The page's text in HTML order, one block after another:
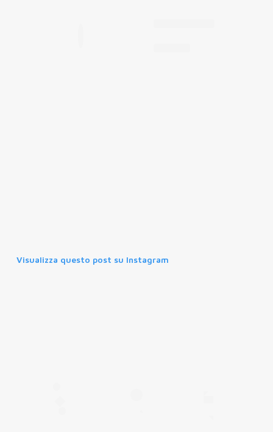
Visualizza questo post su Instagram